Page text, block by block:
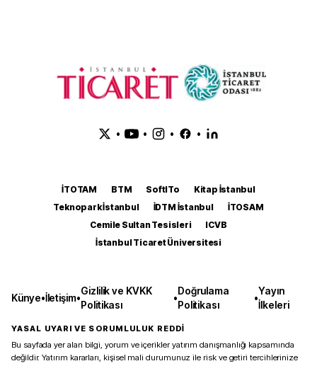
• • • •
İTOTAM BTM SoftITo
Kitap İstanbul
Teknopark İstanbul
İDTM İstanbul
İTOSAM
Cemile Sultan Tesisleri
ICVB
İstanbul Ticaret Üniversitesi
Künye•İletişim•
Gizlilik ve KVKK
Politikası
•
Doğrulama
Politikası
•
Yayın
İlkeleri
YASAL UYARI VE SORUMLULUK REDDİ
Bu sayfada yer alan bilgi, yorum ve içerikler yatırım danışmanlığı kapsamında
değildir. Yatırım kararları, kişisel mali durumunuz ile risk ve getiri tercihlerinize